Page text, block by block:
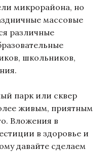
микрорайона, но
массовые
различные
школьников,
парк или сквер
живым, приятным
Вложения в
в здоровье и
давайте сделаем